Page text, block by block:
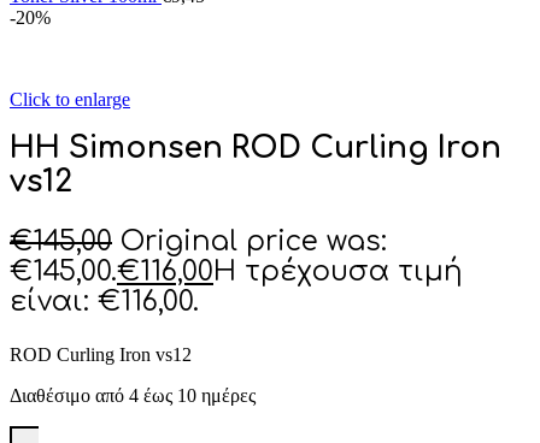
-20%
Click to enlarge
HH Simonsen ROD Curling Iron
vs12
€145,00 Original price was:
€145,00.€116,00Η τρέχουσα τιμή
είναι: €116,00.
ROD Curling Iron vs12
Διαθέσιμο από 4 έως 10 ημέρες